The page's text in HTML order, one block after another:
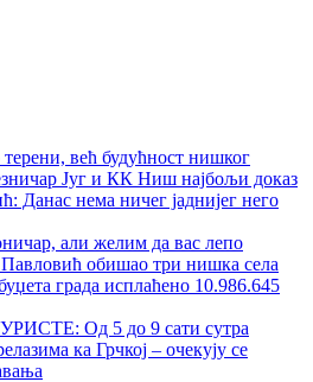
већ будућност нишког
Југ и КК Ниш најбољи доказ
Данас нема ничег јаднијег него
али желим да вас лепо
обишао три нишка села
града исплаћено 10.986.645
Од 5 до 9 сати сутра
ка Грчкој – очекују се